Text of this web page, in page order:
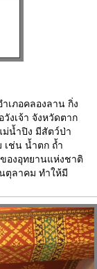
เภอคลองลาน กิ่ง
งเจ้า จังหวัดตาก
น้ำปิง มีสัตว์ป่า
ช่น น้ำตก ถ้ำ
องอุทยานแห่งชาติ
ตุลาคม ทำให้มี